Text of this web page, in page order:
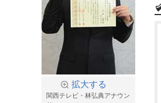
拡大する
関西テレビ・林弘典アナウン